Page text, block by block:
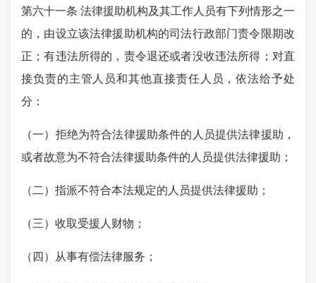
第六十一条 法律援助机构及其工作人员有下列情形之一
的，由设立该法律援助机构的司法行政部门责令限期改
正；有违法所得的，责令退还或者没收违法所得；对直
接负责的主管人员和其他直接责任人员，依法给予处
分：
（一）拒绝为符合法律援助条件的人员提供法律援助，
或者故意为不符合法律援助条件的人员提供法律援助；
（二）指派不符合本法规定的人员提供法律援助；
（三）收取受援人财物；
（四）从事有偿法律服务；